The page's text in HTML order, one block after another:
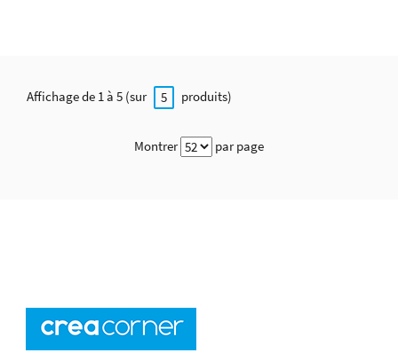
Affichage de 1 à 5 (sur 5 produits)
Montrer par page